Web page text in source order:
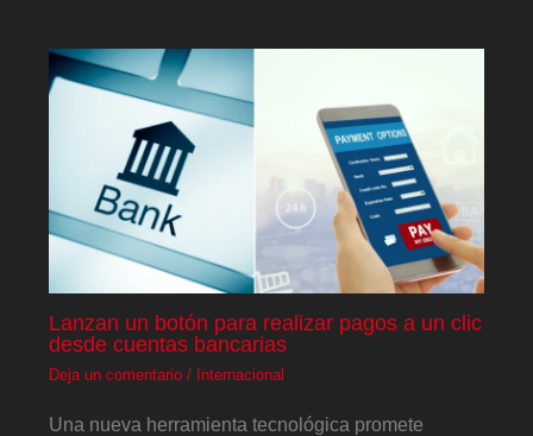
Lanzan un botón para realizar pagos a un clic
desde cuentas bancarias
Deja un comentario / Internacional
Una nueva herramienta tecnológica promete